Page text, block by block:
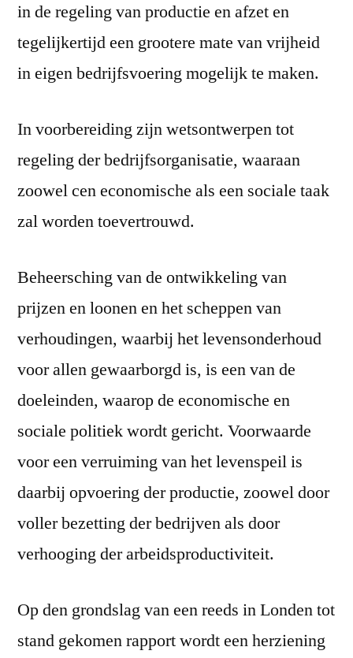
in de regeling van productie en afzet en
tegelijkertijd een grootere mate van vrijheid
in eigen bedrijfsvoering mogelijk te maken.
In voorbereiding zijn wetsontwerpen tot
regeling der bedrijfsorganisatie, waaraan
zoowel cen economische als een sociale taak
zal worden toevertrouwd.
Beheersching van de ontwikkeling van
prijzen en loonen en het scheppen van
verhoudingen, waarbij het levensonderhoud
voor allen gewaarborgd is, is een van de
doeleinden, waarop de economische en
sociale politiek wordt gericht. Voorwaarde
voor een verruiming van het levenspeil is
daarbij opvoering der productie, zoowel door
voller bezetting der bedrijven als door
verhooging der arbeidsproductiviteit.
Op den grondslag van een reeds in Londen tot
stand gekomen rapport wordt een herziening